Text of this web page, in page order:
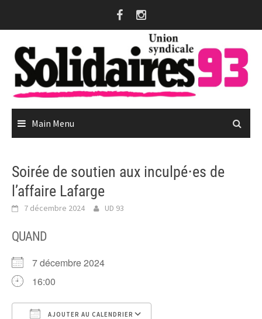
Main Menu
Soirée de soutien aux inculpé⋅es de
l’affaire Lafarge
7 décembre 2024 UD 93
QUAND
7 décembre 2024
16:00
AJOUTER AU CALENDRIER